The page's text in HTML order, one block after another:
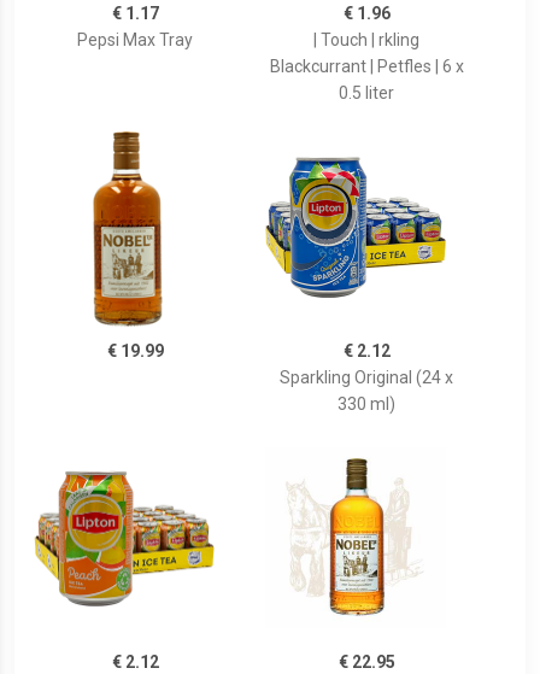
€ 1.17
Pepsi Max Tray
€ 1.96
| Touch | rkling
Blackcurrant | Petfles | 6 x
0.5 liter
€ 19.99
€ 2.12
Sparkling Original (24 x
330 ml)
€ 2.12
€ 22.95